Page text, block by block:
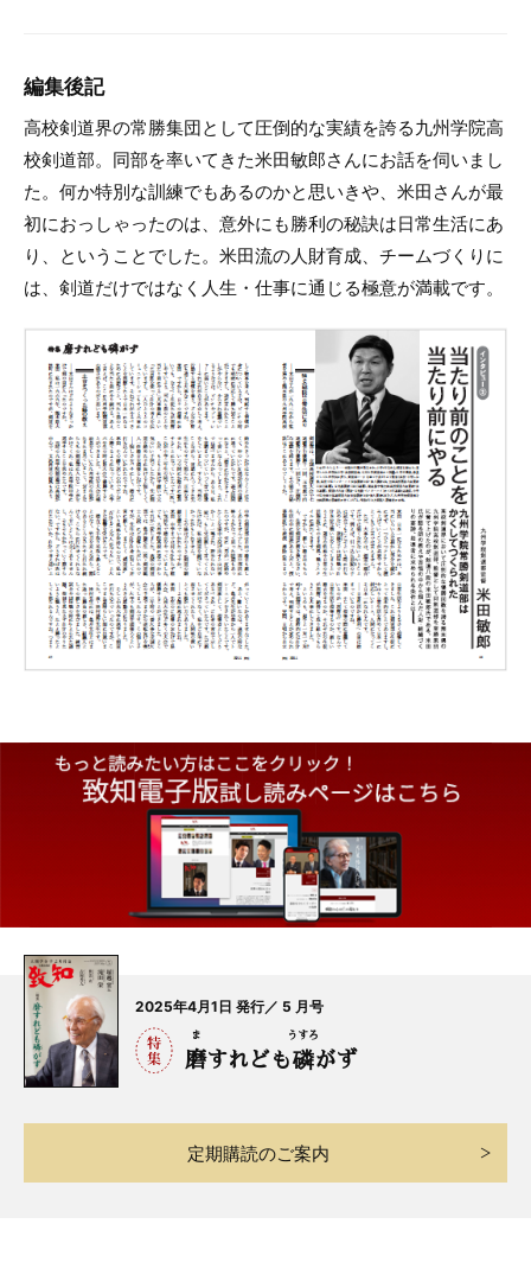
編集後記
高校剣道界の常勝集団として圧倒的な実績を誇る九州学院高
校剣道部。同部を率いてきた米田敏郎さんにお話を伺いまし
た。何か特別な訓練でもあるのかと思いきや、米田さんが最
初におっしゃったのは、意外にも勝利の秘訣は日常生活にあ
り、ということでした。米田流の人財育成、チームづくりに
は、剣道だけではなく人生・仕事に通じる極意が満載です。
2025年4月1日 発行／ 5 月号
磨
ま
すれども磷
うすろ
がず
定期購読のご案内